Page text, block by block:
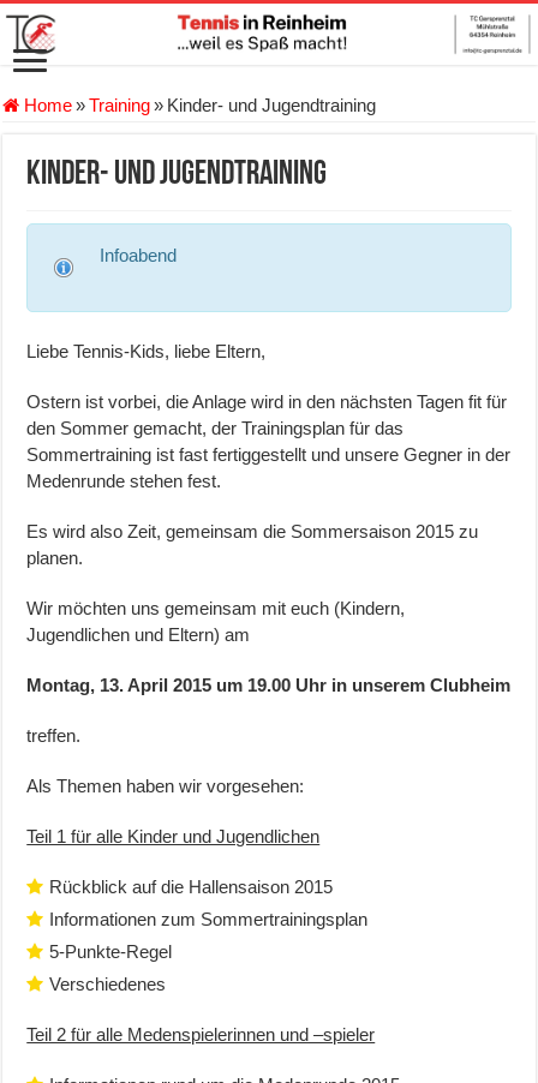
Home»Training» Kinder- und Jugendtraining
Kinder- und Jugendtraining
Infoabend
Liebe Tennis-Kids, liebe Eltern,
Ostern ist vorbei, die Anlage wird in den nächsten Tagen fit für
den Sommer gemacht, der Trainingsplan für das
Sommertraining ist fast fertiggestellt und unsere Gegner in der
Medenrunde stehen fest.
Es wird also Zeit, gemeinsam die Sommersaison 2015 zu
planen.
Wir möchten uns gemeinsam mit euch (Kindern,
Jugendlichen und Eltern) am
Montag, 13. April 2015 um 19.00 Uhr in unserem Clubheim
treffen.
Als Themen haben wir vorgesehen:
Teil 1 für alle Kinder und Jugendlichen
Rückblick auf die Hallensaison 2015
Informationen zum Sommertrainingsplan
5-Punkte-Regel
Verschiedenes
Teil 2 für alle Medenspielerinnen und –spieler